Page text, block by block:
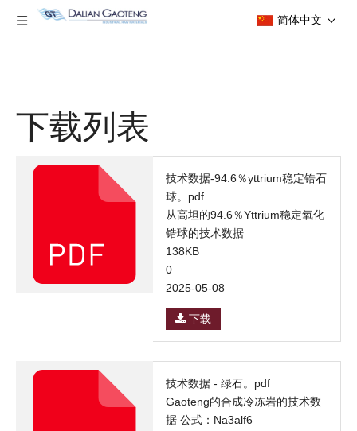
简体中文
下载列表
技术数据-94.6％yttrium稳定锆石
球。pdf
从高坦的94.6％Yttrium稳定氧化
锆球的技术数据
138KB
0
2025-05-08
下载
技术数据 - 绿石。pdf
Gaoteng的合成冷冻岩的技术数
据 公式：Na3alf6